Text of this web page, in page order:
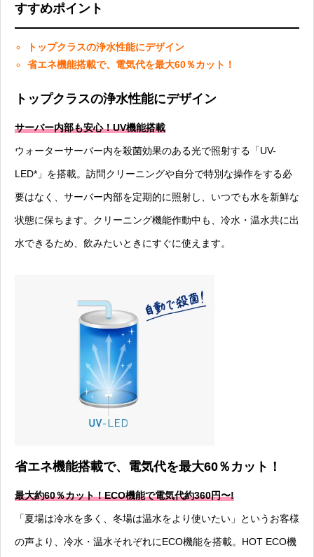
すすめポイント
トップクラスの浄水性能にデザイン
省エネ機能搭載で、電気代を最大60％カット！
トップクラスの浄水性能にデザイン
サーバー内部も安心！UV機能搭載
ウォーターサーバー内を殺菌効果のある光で照射する「UV-
LED*」を搭載。訪問クリーニングや自分で特別な操作をする必
要はなく、サーバー内部を定期的に照射し、いつでも水を新鮮な
状態に保ちます。クリーニング機能作動中も、冷水・温水共に出
水できるため、飲みたいときにすぐに使えます。
省エネ機能搭載で、電気代を最大60％カット！
最大約60％カット！ECO機能で電気代約360円〜!
「夏場は冷水を多く、冬場は温水をより使いたい」というお客様
の声より、冷水・温水それぞれにECO機能を搭載。HOT ECO機